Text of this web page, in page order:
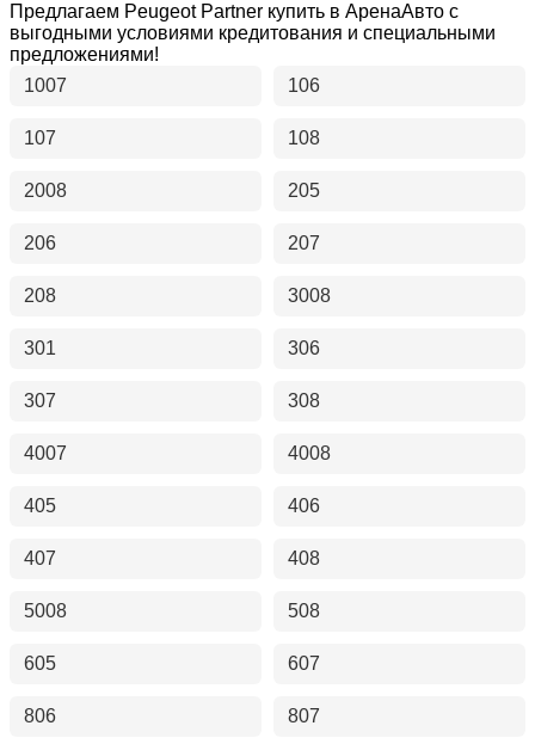
Предлагаем Peugeot Partner купить в АренаАвто с
выгодными условиями кредитования и специальными
предложениями!
1007
106
107 108
2008 205
206 207
208 3008
301 306
307 308
4007 4008
405 406
407 408
5008 508
605 607
806 807